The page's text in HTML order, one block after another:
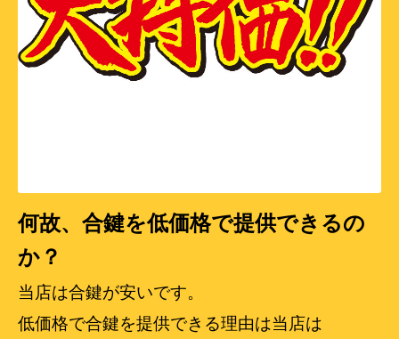
何故、合鍵を低価格で提供できるの
か？
当店は合鍵が安いです。
低価格で合鍵を提供できる理由は当店は